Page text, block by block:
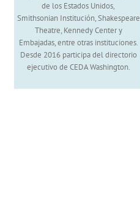
de los Estados Unidos,
Smithsonian Institución, Shakespeare
Theatre, Kennedy Center y
Embajadas, entre otras instituciones.
Desde 2016 participa del directorio
ejecutivo de CEDA Washington.